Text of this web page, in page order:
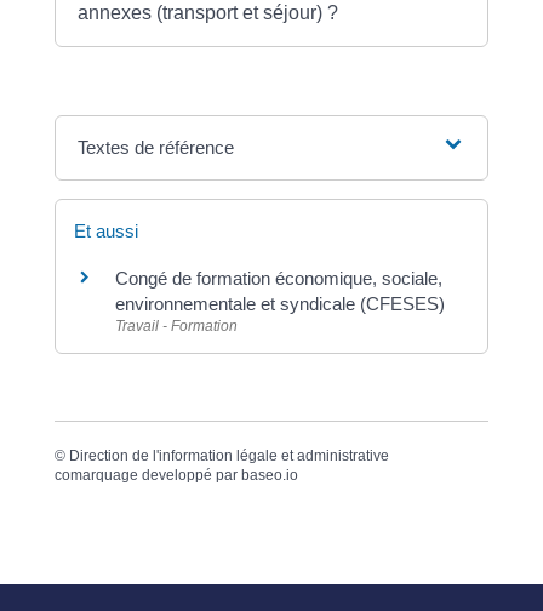
annexes (transport et séjour) ?
Textes de référence
Et aussi
Congé de formation économique, sociale,
environnementale et syndicale (CFESES)
Travail - Formation
© Direction de l'information légale et administrative
comarquage developpé par baseo.io